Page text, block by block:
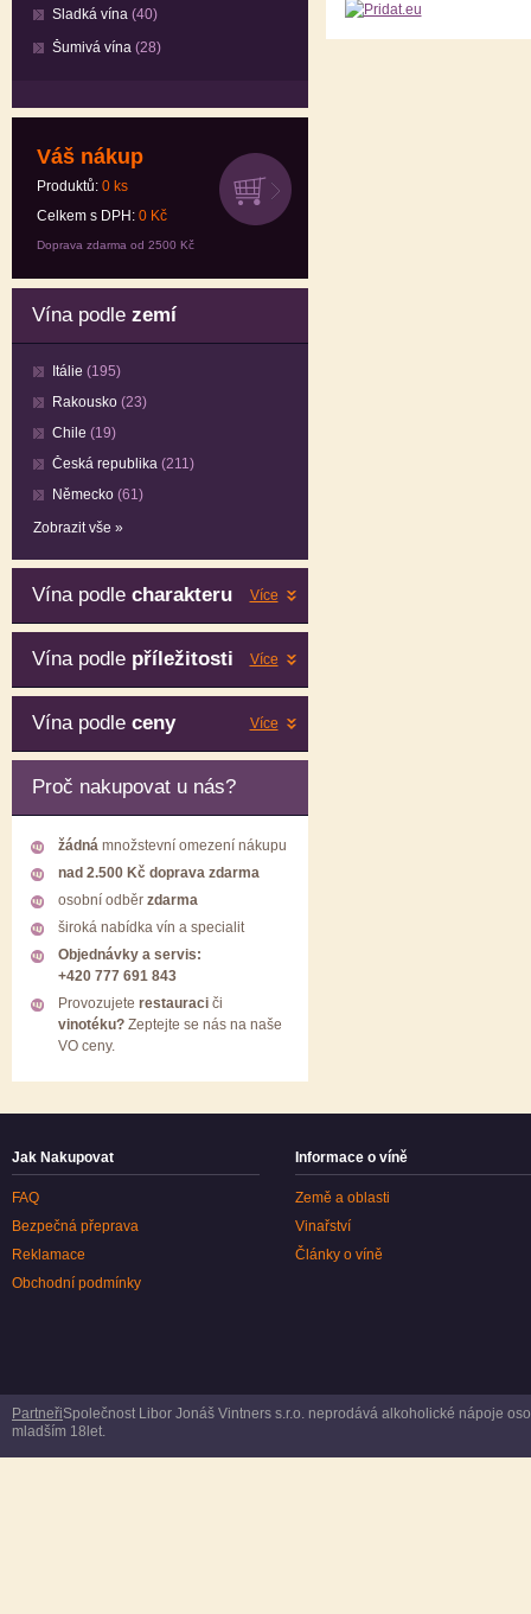
Sladká vína (40)
Šumivá vína (28)
Váš nákup
Produktů: 0ks
Celkem s DPH: 0Kč
Doprava zdarma od 2500 Kč
Vína podle zemí
Itálie (195)
Rakousko (23)
Chile (19)
Česká republika (211)
Německo (61)
Zobrazit vše »
Více
Vína podle charakteru
Více
Vína podle příležitosti
Více
Vína podle ceny
Proč nakupovat u nás?
žádnámnožstevní omezení nákupu
nad 2.500 Kč doprava zdarma
osobní odběr zdarma
široká nabídka vín a specialit
Objednávky a servis:
+420 777 691 843
Provozujete restauraci či
vinotéku? Zeptejte se nás na naše
VO ceny.
Jak Nakupovat
FAQ
Bezpečná přeprava
Reklamace
Obchodní podmínky
Informace o víně
Země a oblasti
Vinařství
Články o víně
PartneřiSpolečnost Libor Jonáš Vintners s.r.o. neprodává alkoholické nápoje
mladším 18let.